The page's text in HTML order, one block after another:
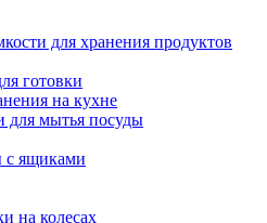
для хранения продуктов
готовки
на кухне
для мытья посуды
ящиками
на колесах